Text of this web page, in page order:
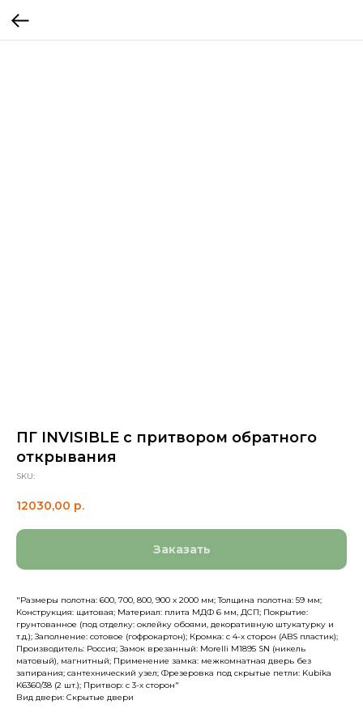
ПГ INVISIBLE с притвором обратного
открывания
SKU:
12030,00 р.
Заказать
"Размеры полотна: 600, 700, 800, 900 х 2000 мм; Толщина полотна: 59 мм;
Конструкция: щитовая; Материал: плита МДФ 6 мм, ДСП; Покрытие:
грунтованное (под отделку: оклейку обоями, декоративную штукатурку и
т.д.); Заполнение: сотовое (гофрокартон); Кромка: с 4-х сторон (ABS пластик);
Производитель: Россия; Замок врезанный: Morelli M1895 SN (никель
матовый), магнитный; Применение замка: межкомнатная дверь без
запирания; сантехнический узел; Фрезеровка под скрытые петли: Kubika
K6360/38 (2 шт.); Притвор: с 3-х сторон"
Вид двери: Скрытые двери